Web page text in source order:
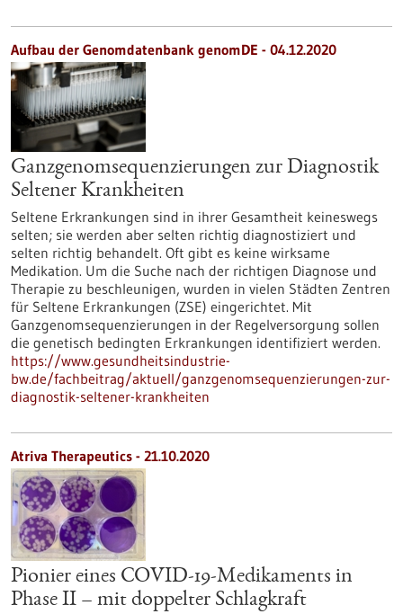
Aufbau der Genomdatenbank genomDE - 04.12.2020
Ganzgenomsequenzierungen zur Diagnostik
Seltener Krankheiten
Seltene Erkrankungen sind in ihrer Gesamtheit keineswegs
selten; sie werden aber selten richtig diagnostiziert und
selten richtig behandelt. Oft gibt es keine wirksame
Medikation. Um die Suche nach der richtigen Diagnose und
Therapie zu beschleunigen, wurden in vielen Städten Zentren
für Seltene Erkrankungen (ZSE) eingerichtet. Mit
Ganzgenomsequenzierungen in der Regelversorgung sollen
die genetisch bedingten Erkrankungen identifiziert werden.
https://www.gesundheitsindustrie-
bw.de/fachbeitrag/aktuell/ganzgenomsequenzierungen-zur-
diagnostik-seltener-krankheiten
Atriva Therapeutics - 21.10.2020
Pionier eines COVID-19-Medikaments in
Phase II – mit doppelter Schlagkraft